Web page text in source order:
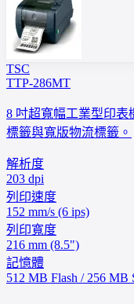
TSC
TTP-286MT
8 吋超寬幅工業型印表
標籤與寬版物流標籤。
解析度
203 dpi
列印速度
152 mm/s (6 ips)
列印寬度
216 mm (8.5")
記憶體
512 MB Flash / 256